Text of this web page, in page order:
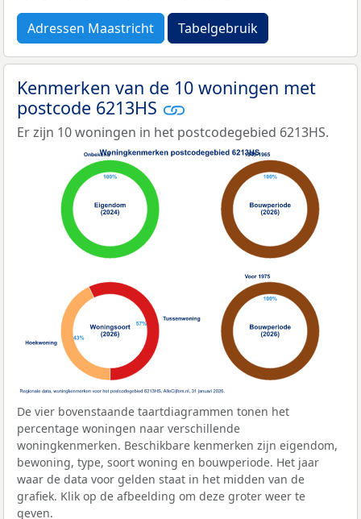
Adressen Maastricht Tabelgebruik
Kenmerken van de 10 woningen met
postcode 6213HS
Er zijn 10 woningen in het postcodegebied 6213HS.
De vier bovenstaande taartdiagrammen tonen het
percentage woningen naar verschillende
woningkenmerken. Beschikbare kenmerken zijn eigendom,
bewoning, type, soort woning en bouwperiode. Het jaar
waar de data voor gelden staat in het midden van de
grafiek. Klik op de afbeelding om deze groter weer te
geven.